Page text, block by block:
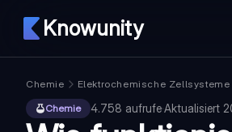
Knowunity
Chemie Elektrochemische Zellsysteme
Chemie
4.758 aufrufe·Aktualisiert